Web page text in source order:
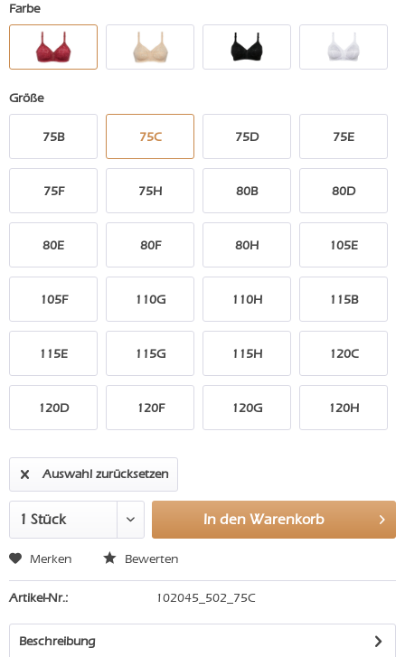
Farbe
Größe
75B 75C 75D 75E
75F 75H 80B 80D
80E 80F 80H 105E
105F 110G 110H 115B
115E 115G 115H 120C
120D 120F 120G 120H
Auswahl zurücksetzen
In den Warenkorb
Merken Bewerten
Artikel-Nr.: 102045_502_75C
Beschreibung